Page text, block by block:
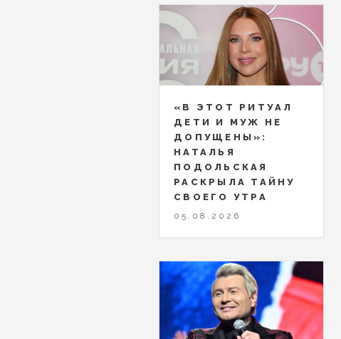
«В ЭТОТ РИТУАЛ
ДЕТИ И МУЖ НЕ
ДОПУЩЕНЫ»:
НАТАЛЬЯ
ПОДОЛЬСКАЯ
РАСКРЫЛА ТАЙНУ
СВОЕГО УТРА
05.08.2026